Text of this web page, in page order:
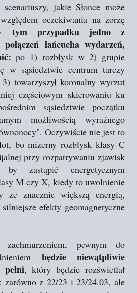
jakie Słonce może
oczekiwania na zorzę
tym przypadku jedno z
łańcucha wydarzeń,
po 1) rozbłysk w 2) grupie
w sąsiedztwie centrum tarczy
3) towarzyszył koronalny wyrzut
częściowym skierowaniu ku
sąsiedztwie początku
możliwością wyraźnego
Oczywiście nie jest to
bo mizerny rozbłysk klasy C
przy rozpatrywaniu zjawisk
zastąpić energetycznym
M czy X, kiedy to uwolnienie
ze znacznie większą energią,
silniejsze efekty geomagnetyczne
zachmurzeniem, pewnym do
będzie niewątpliwie
, który będzie rozświetlał
zarówno z 22/23 i 23/24.03, ale